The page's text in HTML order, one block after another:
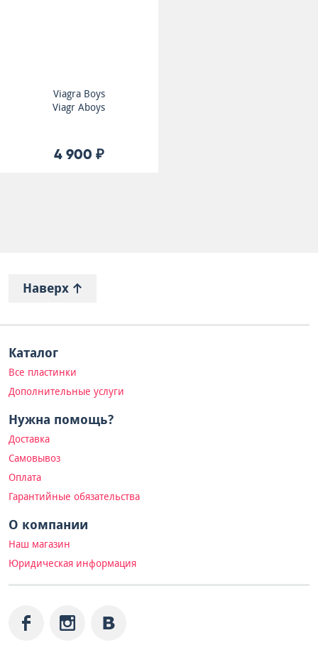
Viagra Boys
Viagr Aboys
4 900 ₽
Наверх
Каталог
Все пластинки
Дополнительные услуги
Нужна помощь?
Доставка
Самовывоз
Оплата
Гарантийные обязательства
О компании
Наш магазин
Юридическая информация